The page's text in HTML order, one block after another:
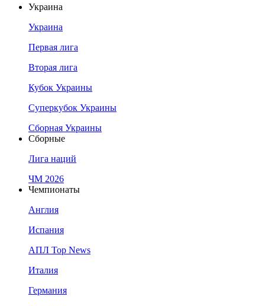
Украина
Украина
Первая лига
Вторая лига
Кубок Украины
Суперкубок Украины
Сборная Украины
Сборные
Лига наций
ЧМ 2026
Чемпионаты
Англия
Испания
АПЛ Top News
Италия
Германия